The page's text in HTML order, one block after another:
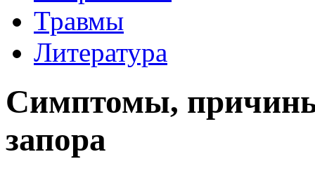
Травмы
Литература
Симптомы,
запора